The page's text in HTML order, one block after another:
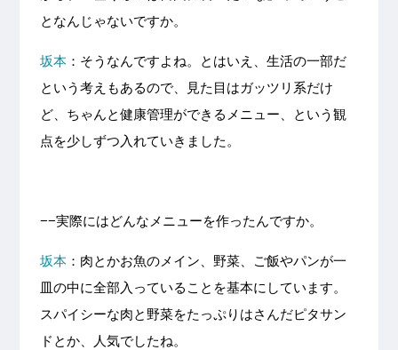
となんじゃないですか。
坂本：そうなんですよね。とはいえ、生活の一部だ
という考えもあるので、見た目はガッツリ系だけ
ど、ちゃんと健康管理ができるメニュー、という観
点を少しずつ入れていきました。
−−実際にはどんなメニューを作ったんですか。
坂本：肉とかお魚のメイン、野菜、ご飯やパンが一
皿の中に全部入っていることを基本にしています。
スパイシーな肉と野菜をたっぷりはさんだピタサン
ドとか、人気でしたね。